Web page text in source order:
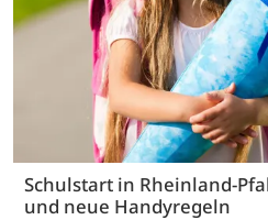
Schulstart in Rheinland-
und neue Handyregeln